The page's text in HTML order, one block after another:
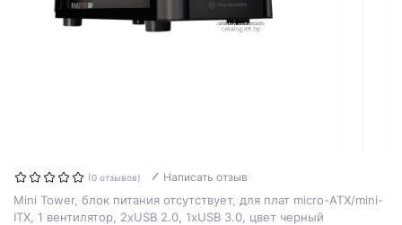
(0 отзывов) Написать отзыв
Mini Tower, блок питания отсутствует, для плат micro-ATX/mini-
ITX, 1 вентилятор, 2xUSB 2.0, 1xUSB 3.0, цвет черный